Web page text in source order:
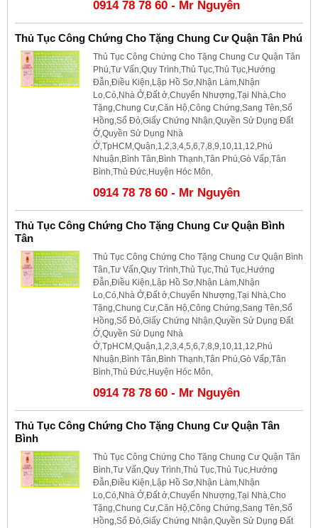
0914 78 78 60 - Mr Nguyên
Thủ Tục Công Chứng Cho Tặng Chung Cư Quận Tân Phú
Thủ Tục Công Chứng Cho Tặng Chung Cư Quận Tân
Phú,Tư Vấn,Quy Trình,Thủ Tục,Thủ Tục,Hướng
Đẫn,Điều Kiện,Lập Hồ Sơ,Nhận Làm,Nhận
Lo,Có,Nhà Ở,Đất ở,Chuyển Nhượng,Tại Nhà,Cho
Tặng,Chung Cư,Căn Hộ,Công Chứng,Sang Tên,Sổ
Hồng,Sổ Đỏ,Giấy Chứng Nhận,Quyền Sử Dụng Đất
Ở,Quyền Sử Dụng Nhà
Ở,TpHCM,Quận,1,2,3,4,5,6,7,8,9,10,11,12,Phú
Nhuận,Bình Tân,Bình Thạnh,Tân Phú,Gò Vấp,Tân
Bình,Thủ Đức,Huyện Hóc Môn,
0914 78 78 60 - Mr Nguyên
Thủ Tục Công Chứng Cho Tặng Chung Cư Quận Bình
Tân
Thủ Tục Công Chứng Cho Tặng Chung Cư Quận Bình
Tân,Tư Vấn,Quy Trình,Thủ Tục,Thủ Tục,Hướng
Đẫn,Điều Kiện,Lập Hồ Sơ,Nhận Làm,Nhận
Lo,Có,Nhà Ở,Đất ở,Chuyển Nhượng,Tại Nhà,Cho
Tặng,Chung Cư,Căn Hộ,Công Chứng,Sang Tên,Sổ
Hồng,Sổ Đỏ,Giấy Chứng Nhận,Quyền Sử Dụng Đất
Ở,Quyền Sử Dụng Nhà
Ở,TpHCM,Quận,1,2,3,4,5,6,7,8,9,10,11,12,Phú
Nhuận,Bình Tân,Bình Thạnh,Tân Phú,Gò Vấp,Tân
Bình,Thủ Đức,Huyện Hóc Môn,
0914 78 78 60 - Mr Nguyên
Thủ Tục Công Chứng Cho Tặng Chung Cư Quận Tân
Bình
Thủ Tục Công Chứng Cho Tặng Chung Cư Quận Tân
Bình,Tư Vấn,Quy Trình,Thủ Tục,Thủ Tục,Hướng
Đẫn,Điều Kiện,Lập Hồ Sơ,Nhận Làm,Nhận
Lo,Có,Nhà Ở,Đất ở,Chuyển Nhượng,Tại Nhà,Cho
Tặng,Chung Cư,Căn Hộ,Công Chứng,Sang Tên,Sổ
Hồng,Sổ Đỏ,Giấy Chứng Nhận,Quyền Sử Dụng Đất